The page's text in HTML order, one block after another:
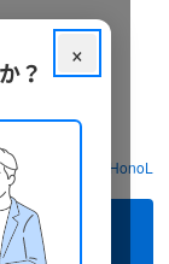
神谷 紗穂
へ
無料）
×
？